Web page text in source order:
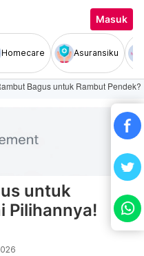
Masuk
Homecare Asuransiku
Bagus untuk Rambut
untuk
Pilihannya!